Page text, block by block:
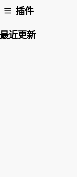
插件
最近更新